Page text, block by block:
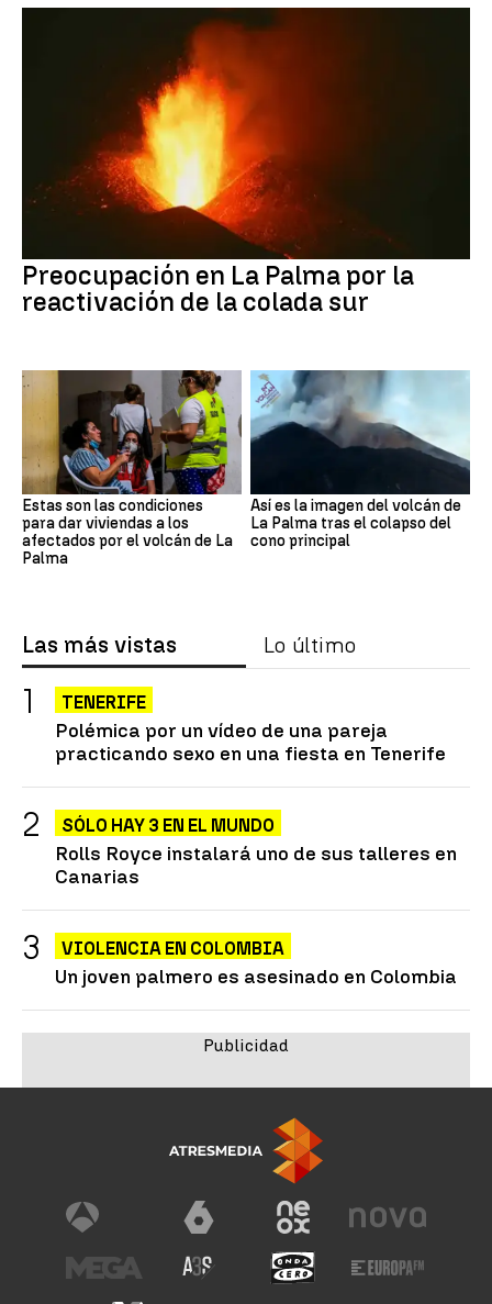
Preocupación en La Palma por la
reactivación de la colada sur
Estas son las condiciones
para dar viviendas a los
afectados por el volcán de La
Palma
Así es la imagen del volcán de
La Palma tras el colapso del
cono principal
Las más vistas Lo último
TENERIFE
Polémica por un vídeo de una pareja
practicando sexo en una fiesta en Tenerife
SÓLO HAY 3 EN EL MUNDO
Rolls Royce instalará uno de sus talleres en
Canarias
VIOLENCIA EN COLOMBIA
Un joven palmero es asesinado en Colombia